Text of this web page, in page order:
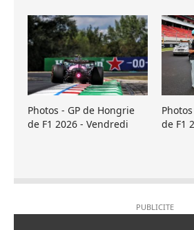
Photos - GP de Hongrie
de F1 2026 - Vendredi
de F1